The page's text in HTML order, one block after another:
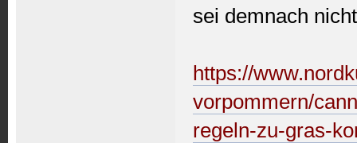
sei demnach
https://
vorpommern/
regeln-zu-gras-